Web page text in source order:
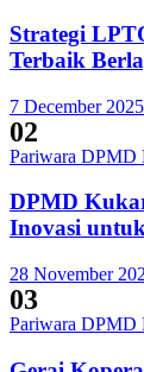
Strategi
Terbaik
7 December
02
Pariwara DPMD
DPMD
Inovasi
28 November
03
Pariwara DPMD